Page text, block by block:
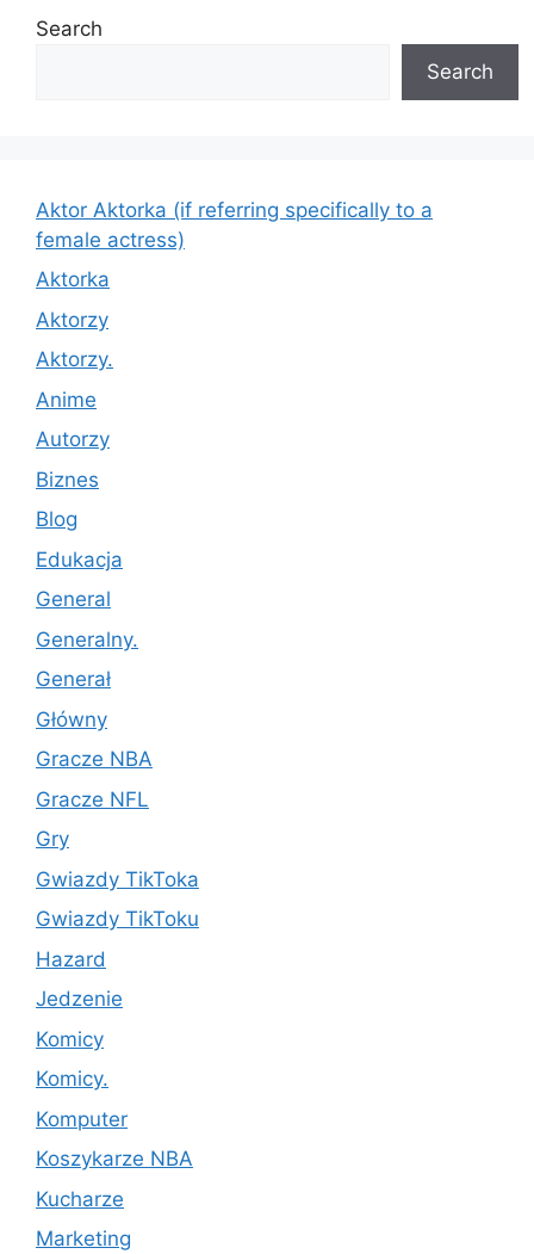
Search
Search
Aktor Aktorka (if referring specifically to a
female actress)
Aktorka
Aktorzy
Aktorzy.
Anime
Autorzy
Biznes
Blog
Edukacja
General
Generalny.
Generał
Główny
Gracze NBA
Gracze NFL
Gry
Gwiazdy TikToka
Gwiazdy TikToku
Hazard
Jedzenie
Komicy
Komicy.
Komputer
Koszykarze NBA
Kucharze
Marketing